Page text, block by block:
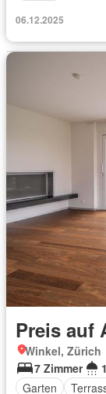
06.12.2025
Preis auf
Winkel, Zürich
7 Zimmer
Garten